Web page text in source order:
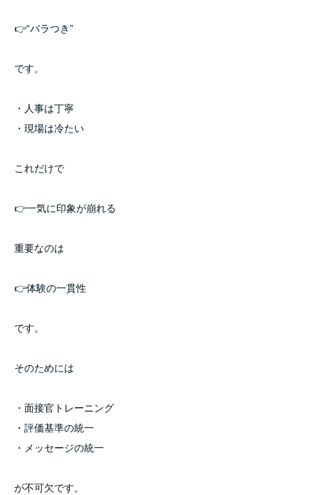
👉“バラつき”
です。
・人事は丁寧
・現場は冷たい
これだけで
👉一気に印象が崩れる
重要なのは
👉体験の一貫性
です。
そのためには
・面接官トレーニング
・評価基準の統一
・メッセージの統一
が不可欠です。